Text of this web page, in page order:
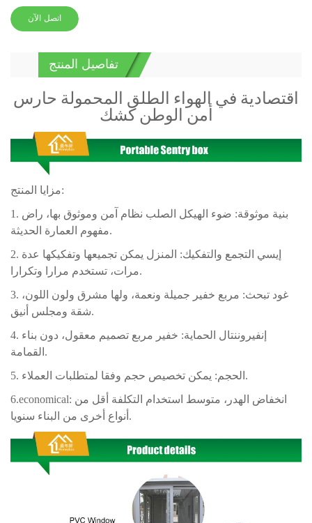
اتصل الآن
تفاصيل المنتج
اقتصادية في الهواء الطلق المحمولة حارس
أمن الوطن كشك
مزايا المنتج:
1. بنية موثوقة: ضوء الهيكل الصلب نظام آمن وموثوق بها، راض
مفهوم العمارة الحديثة.
2. إيسي التجمع والتفكيك: المنزل يمكن تجميعها وتفكيكها عدة
مرات، تستخدم مرارا وتكرارا.
3. غود تبحث: مربع خفير جميلة ونعمة، ولها مشرق ولون اللون،
شقة ومجلس أنيق.
4. إنفيروننتال الحماية: خفير مربع تصميم معقول، دون بناء
القمامة.
5. الحجم: يمكن تخصيص حجم وفقا لمتطلبات العملاء.
6.economical:
أنواع أخرى من البناء سنويا.